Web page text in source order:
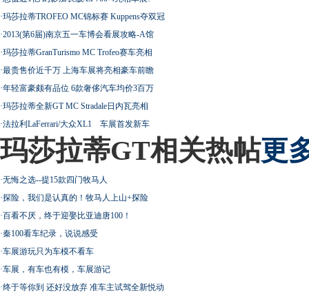
·玛莎拉蒂TROFEO MC锦标赛 Kuppens夺双冠
·2013(第6届)南京五一车博会看展攻略-A馆
·玛莎拉蒂GranTurismo MC Trofeo赛车亮相
·最贵售价近千万 上海车展将亮相豪车前瞻
·年轻富豪颇有品位 6款奢侈汽车均价3百万
·玛莎拉蒂全新GT MC Stradale日内瓦亮相
·法拉利LaFerrari/大众XL1 车展首发新车
玛莎拉蒂GT相关热帖更
·无悔之选--提15款四门牧马人
·探险，我们是认真的！牧马人上山+探险
·百看不厌，终于迎娶比亚迪唐100！
·秦100看车纪录，说说感受
·车展游玩只为车模不看车
·车展，有车也有模，车展游记
·终于等你到 还好没放弃 准车主试驾全新悦动